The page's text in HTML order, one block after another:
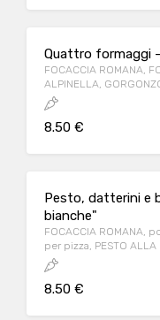
Quattro formaggi
FOCACCIA ROMANA,
ALPINELLA,
8.50 €
Pesto, datterini e
bianche"
FOCACCIA ROMANA,
per pizza, PESTO
8.50 €